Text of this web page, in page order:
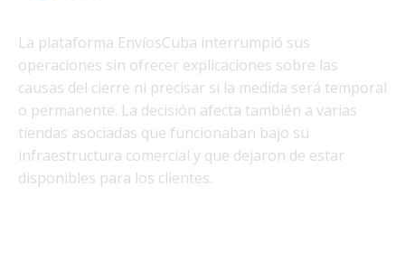
La plataforma EnvíosCuba interrumpió sus
operaciones sin ofrecer explicaciones sobre las
causas del cierre ni precisar si la medida será temporal
o permanente. La decisión afecta también a varias
tiendas asociadas que funcionaban bajo su
infraestructura comercial y que dejaron de estar
disponibles para los clientes.